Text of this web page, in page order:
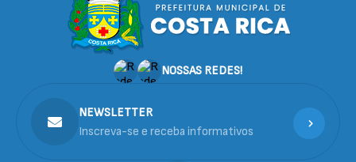
NOSSAS REDES!
NEWSLETTER
Inscreva-se e receba informativos